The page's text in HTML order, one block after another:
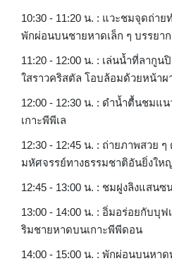
10:30 - 11:20 น. : แวะชมจุดถ่าย
พักผ่อนบนชายหาดเล็ก ๆ บรรยาก
11:20 - 12:00 น. : เล่นน้ำที่ลากูน
ใสราวคริสตัล โอบล้อมด้วยหน้า
12:00 - 12:30 น. : ดำน้ำตื้นชมแ
เกาะพีพีเล
12:30 - 12:45 น. : ถ่ายภาพสวย
มหัศจรรย์ทางธรรมชาติอันยิ่งให
12:45 - 13:00 น. : ชมฝูงลิงแสนซ
13:00 - 14:00 น. : อิ่มอร่อยกับบุ
ริมชายหาดบนเกาะพีพีดอน
14:00 - 15:00 น. : พักผ่อนบนหา